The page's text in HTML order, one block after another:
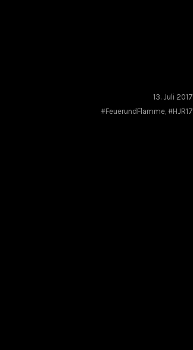
13. Juli 2017
#FeuerundFlamme, #HJR17